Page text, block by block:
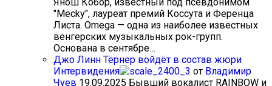
"Mecky", лауреат премий Коссута и Ференца
Листа. Omega — одна из наиболее известных
венгерских музыкальных рок-групп.
Основана в сентябре…
Джо Линн Тёрнер войдёт в состав жюри
Интервидения
от Владимир
Чуев 19.09.2025 Бывший вокалист RAINBOW и